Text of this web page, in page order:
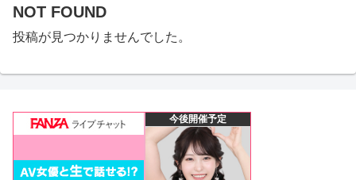
NOT FOUND
投稿が見つかりませんでした。